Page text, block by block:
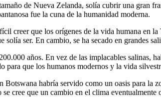
de Nueva Zelanda, solía cubrir una gran
fue la cuna de la humanidad moderna.
creer que los orígenes de la vida humana en
solía ser. En cambio, se ha secado en grandes
años. En vez de las implacables salinas,
para que los humanos modernos y la vida
habría servido como un oasis para
cree que un cambio en el clima